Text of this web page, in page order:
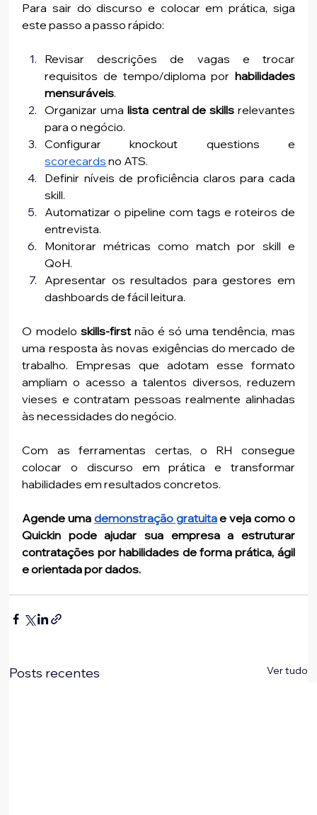
Para sair do discurso e colocar em prática, siga
este passo a passo rápido:
Revisar descrições de vagas e trocar
requisitos de tempo/diploma por habilidades
mensuráveis.
Organizar uma lista central de skills relevantes
para o negócio.
scorecards no ATS.
Definir níveis de proficiência claros para cada
skill.
Automatizar o pipeline com tags e roteiros de
entrevista.
Monitorar métricas como match por skill e
QoH.
Apresentar os resultados para gestores em
dashboards de fácil leitura.
O modelo skills-first não é só uma tendência, mas
uma resposta às novas exigências do mercado de
trabalho. Empresas que adotam esse formato
ampliam o acesso a talentos diversos, reduzem
vieses e contratam pessoas realmente alinhadas
às necessidades do negócio.
Com as ferramentas certas, o RH consegue
colocar o discurso em prática e transformar
habilidades em resultados concretos.
Agende uma demonstração gratuita e veja como o
Quickin pode ajudar sua empresa a estruturar
contratações por habilidades de forma prática, ágil
e orientada por dados.
Posts recentes Ver tudo